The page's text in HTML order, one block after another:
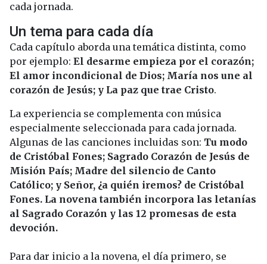
cada jornada.
Un tema para cada día
Cada capítulo aborda una temática distinta, como
por ejemplo: El desarme empieza por el corazón;
El amor incondicional de Dios; María nos une al
corazón de Jesús; y La paz que trae Cristo.
La experiencia se complementa con música
especialmente seleccionada para cada jornada.
Algunas de las canciones incluidas son: Tu modo
de Cristóbal Fones; Sagrado Corazón de Jesús de
Misión País; Madre del silencio de Canto
Católico; y Señor, ¿a quién iremos? de Cristóbal
Fones. La novena también incorpora las letanías
al Sagrado Corazón y las 12 promesas de esta
devoción.
Para dar inicio a la novena, el día primero, se